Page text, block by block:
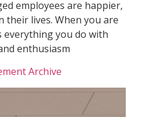
employees are happier,
their lives. When you are
everything you do with
enthusiasm.
Archive